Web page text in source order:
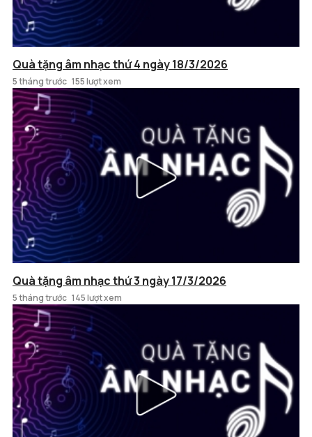
Quà tặng âm nhạc thứ 4 ngày 18/3/2026
5 tháng trước 155 lượt xem
Quà tặng âm nhạc thứ 3 ngày 17/3/2026
5 tháng trước 145 lượt xem